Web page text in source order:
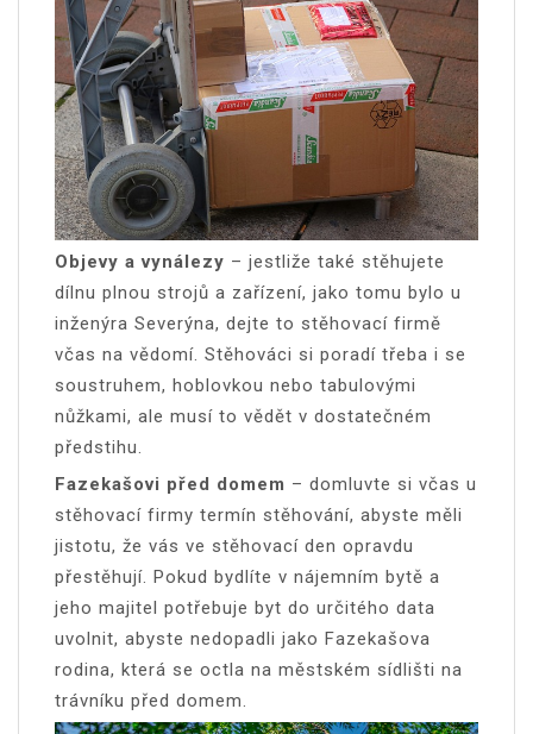
Objevy a vynálezy – jestliže také stěhujete
dílnu plnou strojů a zařízení, jako tomu bylo u
inženýra Severýna, dejte to stěhovací firmě
včas na vědomí. Stěhováci si poradí třeba i se
soustruhem, hoblovkou nebo tabulovými
nůžkami, ale musí to vědět v dostatečném
předstihu.
Fazekašovi před domem – domluvte si včas u
stěhovací firmy termín stěhování, abyste měli
jistotu, že vás ve stěhovací den opravdu
přestěhují. Pokud bydlíte v nájemním bytě a
jeho majitel potřebuje byt do určitého data
uvolnit, abyste nedopadli jako Fazekašova
rodina, která se octla na městském sídlišti na
trávníku před domem.